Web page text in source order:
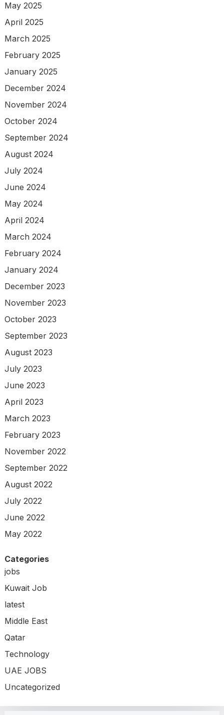
May 2025
April 2025
March 2025
February 2025
January 2025
December 2024
November 2024
October 2024
September 2024
August 2024
July 2024
June 2024
May 2024
April 2024
March 2024
February 2024
January 2024
December 2023
November 2023
October 2023
September 2023
August 2023
July 2023
June 2023
April 2023
March 2023
February 2023
November 2022
September 2022
August 2022
July 2022
June 2022
May 2022
Categories
jobs
Kuwait Job
latest
Middle East
Qatar
Technology
UAE JOBS
Uncategorized